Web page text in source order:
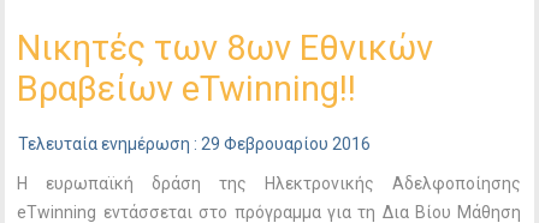
Nικητές των 8ων Εθνικών
Βραβείων eTwinning!!
Τελευταία ενημέρωση : 29 Φεβρουαρίου 2016
Η ευρωπαϊκή δράση της Ηλεκτρονικής Αδελφοποίησης
eTwinning εντάσσεται στο πρόγραμμα για τη Δια Βίου Μάθηση